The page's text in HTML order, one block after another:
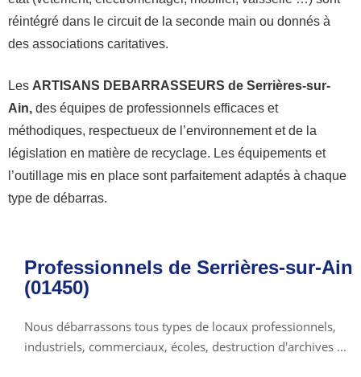
réintégré dans le circuit de la seconde main ou donnés à
des associations caritatives.
Les ARTISANS DEBARRASSEURS de Serrières-sur-
Ain, des équipes de professionnels efficaces et
méthodiques, respectueux de l’environnement et de la
législation en matière de recyclage. Les équipements et
l’outillage mis en place sont parfaitement adaptés à chaque
type de débarras.
Professionnels de Serrières-sur-Ain
(01450)
Nous débarrassons tous types de locaux professionnels,
industriels, commerciaux, écoles, destruction d'archives ...